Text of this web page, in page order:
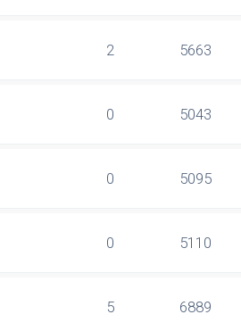
2 5663
0 5043
0 5095
0 5110
5 6889